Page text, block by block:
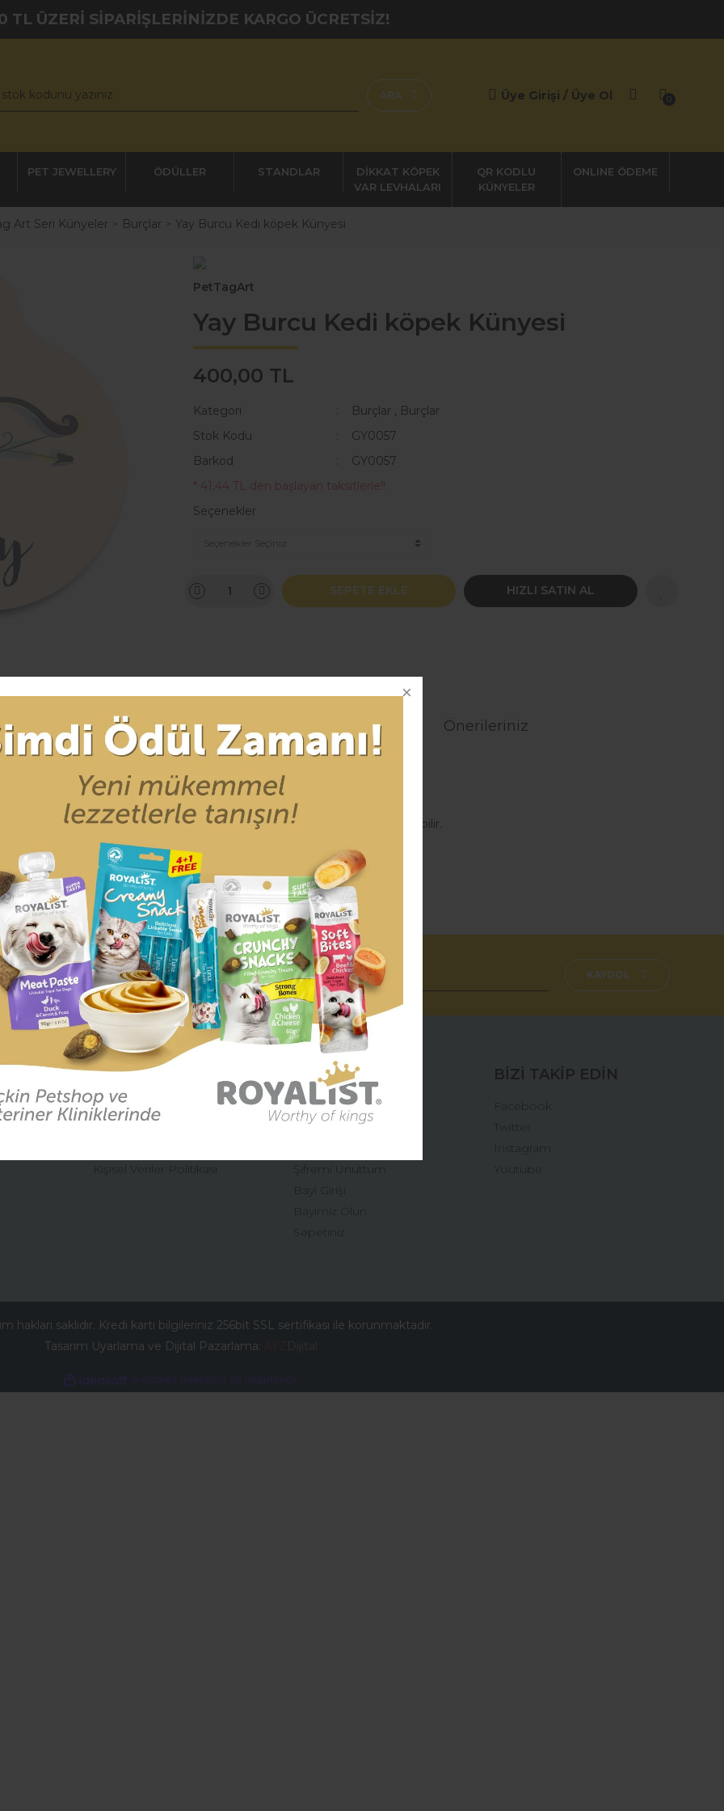
TL ÜZERİ SİPARİŞLERİNİZDE KARGO ÜCRETSİZ!
ARA Üye Girişi / Üye Ol 0
PET JEWELLERY ÖDÜLLER STANDLAR
DİKKAT KÖPEK
VAR LEVHALARI
QR KODLU
KÜNYELER
Art Seri Künyeler Burçlar Yay Burcu Kedi köpek Künyesi
PetTagArt
Yay Burcu Kedi köpek Künyesi
400,00 TL
Kategori Burçlar , Burçlar
Stok Kodu
GY0057
Barkod
GY0057
* 41,44 TL den başlayan taksitlerle!!
Seçenekler
SEPETE EKLE HIZLI SATIN AL
(0) Taksit Seçenekleri Önerileriniz
kaybolmaktadır.
evini daha kolay bulmasına en büyük yardımcı araçtır.
adı ve kaybolduğunda size ulaşılabilecek bir telefon numarası yazılabilir.
değildir.
gibi kırılma, çatlama ya da ezilme gibi problemlerle karşılaşmazsınız.
Bu ürüne ilk yorumu siz yapın!
Yorum Yaz
konularda yetersiz gördüğünüz noktaları öneri formunu kullanarak tarafımıza iletebilirsiniz.
Gönder
KAYDOL
ALIŞVERİŞ
Mesafeli Satış Sözleşmesi
Kişisel Veriler Politikası
ÜYELİK
Hesabım
Yeni Üyelik
Şifremi Unuttum
Bayi Girişi
Bayimiz Olun
Sepetiniz
BİZİ TAKİP EDİN
Facebook
Twitter
Instagram
Youtube
hakları saklıdır. Kredi kartı bilgileriniz 256bit SSL sertifikası ile korunmaktadır.
Tasarım Uyarlama ve Dijital Pazarlama: AYZ
ideasoft
e-
ticaret
hazırlandı.